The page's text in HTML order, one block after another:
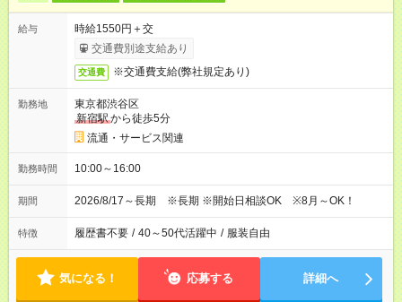
給与
時給1550円＋交
交通費別途支給あり
交通費 ※交通費支給(弊社規定あり)
勤務地
東京都渋谷区
新宿駅から徒歩5分
流通・サービス関連
勤務時間 10:00～16:00
期間 2026/8/17～長期 ※長期 ※開始日相談OK ※8月～OK！
特徴 履歴書不要 / 40～50代活躍中 / 服装自由
気になる！ 応募する 詳細へ